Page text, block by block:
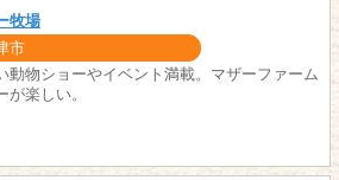
牧場
市
動物ショーやイベント満載。マザーファーム
が楽しい。